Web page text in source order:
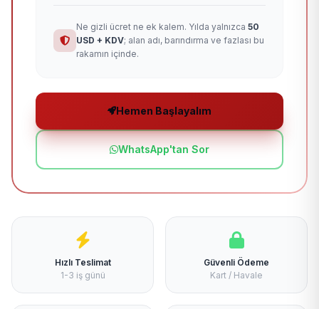
Ne gizli ücret ne ek kalem. Yılda yalnızca 50
USD + KDV; alan adı, barındırma ve fazlası bu
rakamın içinde.
Hemen Başlayalım
WhatsApp'tan Sor
Hızlı Teslimat
1-3 iş günü
Güvenli Ödeme
Kart / Havale